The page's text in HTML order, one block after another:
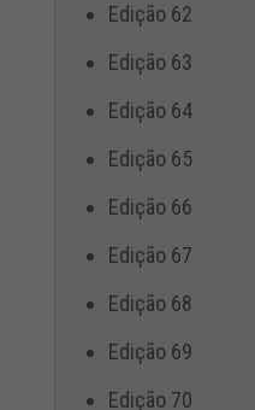
Edição 62
Edição 63
Edição 64
Edição 65
Edição 66
Edição 67
Edição 68
Edição 69
Edição 70